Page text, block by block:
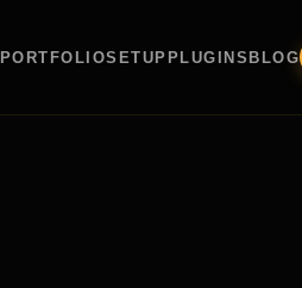
PORTFOLIOSETUP PLUGINS BLOG